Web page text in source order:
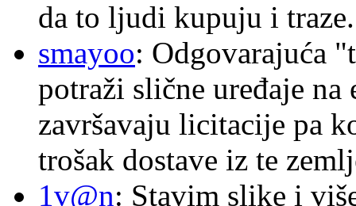
da to ljudi kupuju i traze.
smayoo: Odgovarajuća
potraži slične uređaje
završavaju licitacije pa
trošak dostave iz te
1v@n: Stavim slike i